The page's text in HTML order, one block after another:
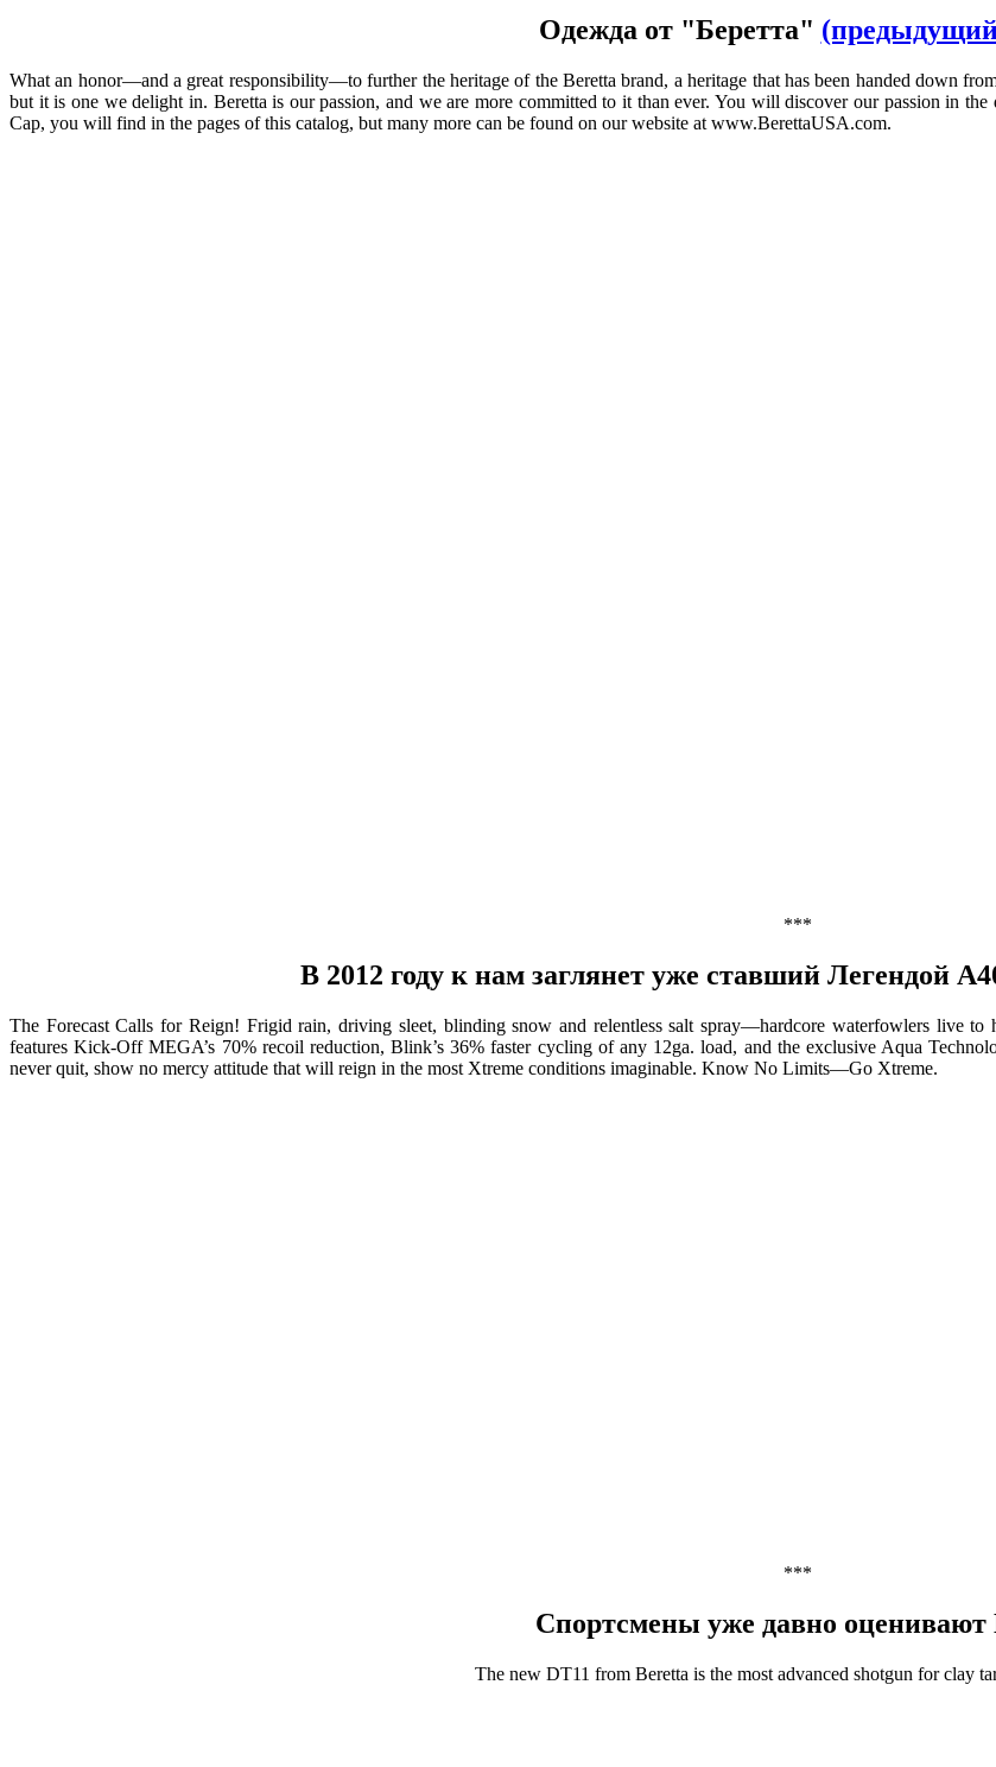
Одежда от "Беретта"
What an honor—and a great responsibility—to further the heritage of the Beretta brand, a heritage that has been handed down
but it is one we delight in. Beretta is our passion, and we are more committed to it than ever. You will discover our passion in
Cap, you will find in the pages of this catalog, but many more can be found on our website at www.BerettaUSA.com.
***
В 2012 году к нам заглянет уже ставший Легендой
The Forecast Calls for Reign! Frigid rain, driving sleet, blinding snow and relentless salt spray—hardcore waterfowlers live to
features Kick-Off MEGA’s 70% recoil reduction, Blink’s 36% faster cycling of any 12ga. load, and the exclusive Aqua
never quit, show no mercy attitude that will reign in the most Xtreme conditions imaginable. Know No Limits—Go Xtreme.
***
Спортсмены уже давно оценивают
The new DT11 from Beretta is the most advanced shotgun for clay